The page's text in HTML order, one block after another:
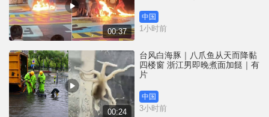
00:37
中国
1小时前
00:24
台风白海豚｜八爪鱼从天而降黏
四楼窗 浙江男即晚煮面加餸｜有
片
中国
3小时前